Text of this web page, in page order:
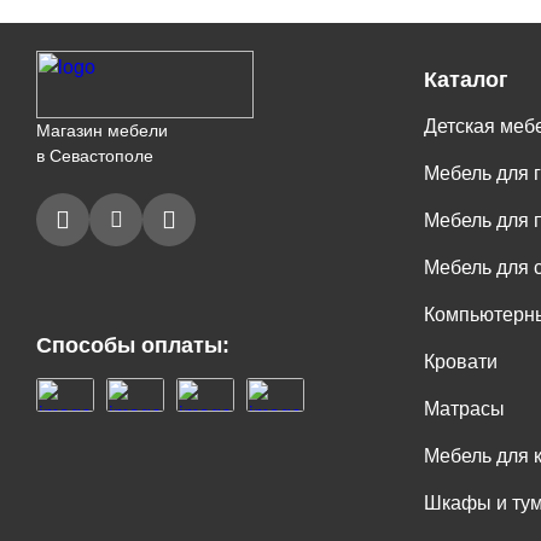
Магазин мебели
в Севастополе
Способы оплаты:
Каталог
Детская
Мебель для
Мебель для
Мебель для
Кровати
Матрасы
Мебель для
Шкафы и